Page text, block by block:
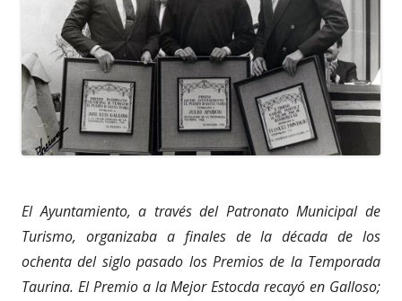
El Ayuntamiento, a través del Patronato Municipal de
Turismo, organizaba a finales de la década de los
ochenta del siglo pasado los Premios de la Temporada
Taurina. El Premio a la Mejor Estocda recayó en Galloso;